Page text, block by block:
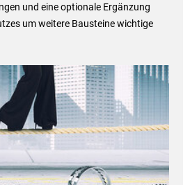
und eine optionale Ergänzung
um weitere Bausteine wichtige